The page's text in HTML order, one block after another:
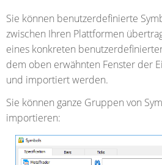
Sie können benutzerdefinierte
zwischen Ihren Plattformen
eines konkreten
dem oben erwähnten Fenster der
und importiert werden.
Sie können ganze Gruppen von
importieren: